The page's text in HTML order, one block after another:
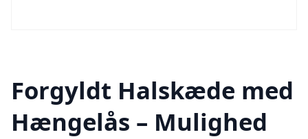
Forgyldt Halskæde med
Hængelås – Mulighed